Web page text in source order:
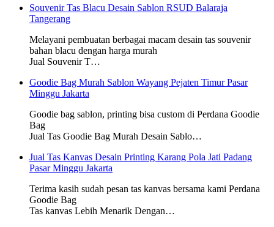
Souvenir Tas Blacu Desain Sablon RSUD Balaraja
Tangerang
Melayani pembuatan berbagai macam desain tas souvenir
bahan blacu dengan harga murah
Jual Souvenir T…
Goodie Bag Murah Sablon Wayang Pejaten Timur Pasar
Minggu Jakarta
Goodie bag sablon, printing bisa custom di Perdana Goodie
Bag
Jual Tas Goodie Bag Murah Desain Sablo…
Jual Tas Kanvas Desain Printing Karang Pola Jati Padang
Pasar Minggu Jakarta
Terima kasih sudah pesan tas kanvas bersama kami Perdana
Goodie Bag
Tas kanvas Lebih Menarik Dengan…